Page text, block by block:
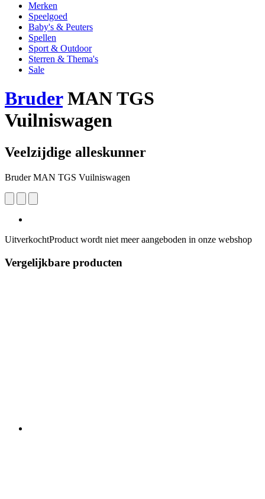
Merken
Speelgoed
Baby's & Peuters
Spellen
Sport & Outdoor
Sterren & Thema's
Sale
BruderMAN TGS
Vuilniswagen
Veelzijdige alleskunner
Bruder MAN TGS Vuilniswagen
UitverkochtProduct wordt niet meer aangeboden in onze webshop
Vergelijkbare producten